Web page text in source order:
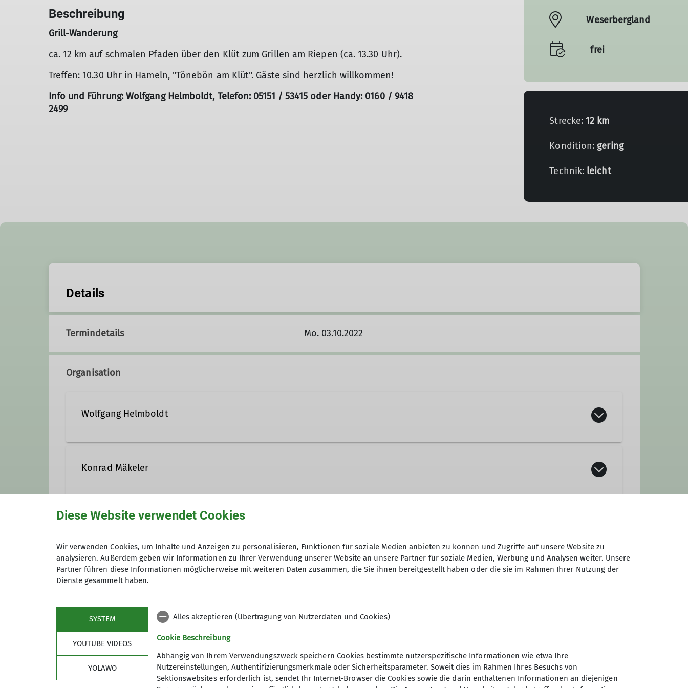
Beschreibung
Grill-Wanderung
ca. 12 km auf schmalen Pfaden über den Klüt zum Grillen am Riepen (ca. 13.30 Uhr).
Treffen: 10.30 Uhr in Hameln, "Tönebön am Klüt". Gäste sind herzlich willkommen!
Info und Führung: Wolfgang Helmboldt, Telefon: 05151 / 53415 oder Handy: 0160 / 9418
2499
Weserbergland
frei
Strecke:12 km
Kondition: gering
Technik: leicht
Details
Termindetails Mo. 03.10.2022
Organisation
Wolfgang Helmboldt
Konrad Mäkeler
05153-803059 0176 / 5228 6789
Ämter
Schatzmeister*in
Archiv Wandern
Diese Website verwendet Cookies
Wir verwenden Cookies, um Inhalte und Anzeigen zu personalisieren, Funktionen für soziale Medien anbieten zu können und Zugriffe auf unsere Website zu
analysieren. Außerdem geben wir Informationen zu Ihrer Verwendung unserer Website an unsere Partner für soziale Medien, Werbung und Analysen weiter. Unsere
Partner führen diese Informationen möglicherweise mit weiteren Daten zusammen, die Sie ihnen bereitgestellt haben oder die sie im Rahmen Ihrer Nutzung der
Dienste gesammelt haben.
SYSTEM
YOUTUBE VIDEOS
YOLAWO
Alles akzeptieren (Übertragung von Nutzerdaten und Cookies)
Cookie Beschreibung
Abhängig von Ihrem Verwendungszweck speichern Cookies bestimmte nutzerspezifische Informationen wie etwa Ihre
Nutzereinstellungen, Authentifizierungsmerkmale oder Sicherheitsparameter. Soweit dies im Rahmen Ihres Besuchs von
Sektionswebsites erforderlich ist, sendet Ihr Internet-Browser die Cookies sowie die darin enthaltenen Informationen an diejenigen